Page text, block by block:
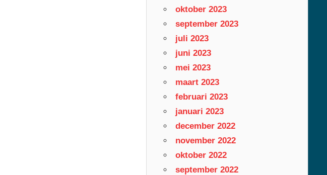
oktober 2023
september 2023
juli 2023
juni 2023
mei 2023
maart 2023
februari 2023
januari 2023
december 2022
november 2022
oktober 2022
september 2022